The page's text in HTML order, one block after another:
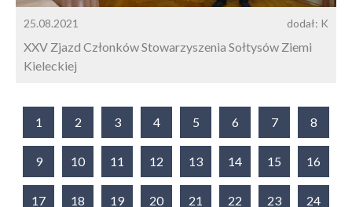
25.08.2021 dodał: K
XXV Zjazd Członków Stowarzyszenia Sołtysów Ziemi
Kieleckiej
1 2 3 4 5 6 7 8
9 10 11 12 13 14 15 16
17 18 19 20 21 22 23 24